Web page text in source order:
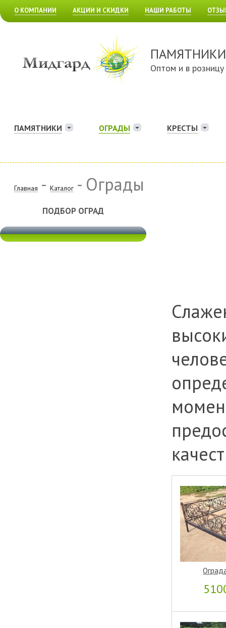
О КОМПАНИИ АКЦИИ И СКИДКИ НАШИ РАБОТЫ
ПАМЯТНИКИ
Оптом и в розницу
ПАМЯТНИКИ ОГРАДЫ КРЕСТЫ
Главная - Каталог - Ограды
ПОДБОР ОГРАД